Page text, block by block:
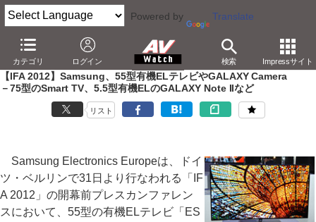
Powered by Translate
カテゴリ ログイン 検索 Impressサイト
AV Watch イベント
2012
【IFA 2012】Samsung、55型有機ELテレビやGALAXY Camera
－75型のSmart TV、5.5型有機ELのGALAXY Note IIなど
リスト
Samsung Electronics Europeは、ドイ
ツ・ベルリンで31日より行なわれる「IF
A 2012」の開幕前プレスカンファレン
スにおいて、55型の有機ELテレビ「ES